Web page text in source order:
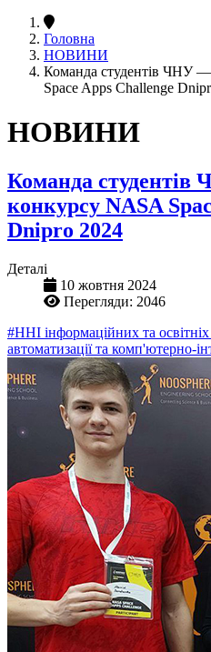
Головна
НОВИНИ
Команда студентів ЧНУ
Space Apps Challenge
НОВИНИ
Команда
конкурсу NASA
Dnipro 2024
Деталі
10 жовтня 2024
Перегляди: 2046
#ННІ інформаційних та освітніх
автоматизації та комп'ютерно-